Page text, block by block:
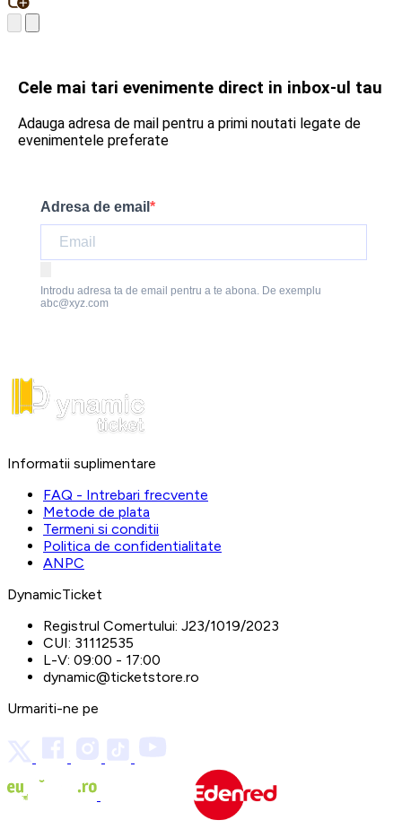
Cele mai tari evenimente direct in inbox-ul tau
Adauga adresa de mail pentru a primi noutati legate de
evenimentele preferate
Adresa de email
Introdu adresa ta de email pentru a te abona. De exemplu
abc@xyz.com
Informatii suplimentare
FAQ - Intrebari frecvente
Metode de plata
Termeni si conditii
Politica de confidentialitate
ANPC
DynamicTicket
Registrul Comertului: J23/1019/2023
CUI: 31112535
L-V: 09:00 - 17:00
dynamic@ticketstore.ro
Urmariti-ne pe